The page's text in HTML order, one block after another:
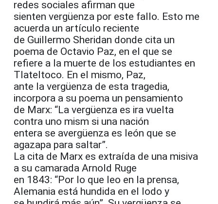
redes sociales afirman que
sienten vergüenza por este fallo. Esto me
acuerda un artículo reciente
de Guillermo Sheridan donde cita un
poema de Octavio Paz, en el que se
refiere a la muerte de los estudiantes en
Tlateltoco. En el mismo, Paz,
ante la vergüenza de esta tragedia,
incorpora a su poema un pensamiento
de Marx: “La vergüenza es ira vuelta
contra uno mism si una nación
entera se avergüenza es león que se
agazapa para saltar”.
La cita de Marx es extraída de una misiva
a su camarada Arnold Ruge
en 1843: “Por lo que leo en la prensa,
Alemania está hundida en el lodo y